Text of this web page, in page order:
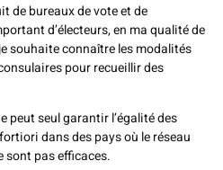
de bureaux de vote et de
d’électeurs, en ma qualité de
souhaite connaître les modalités
pour recueillir des
peut seul garantir l’égalité des
dans des pays où le réseau
sont pas efficaces.